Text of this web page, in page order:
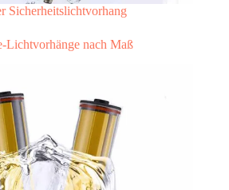
Sicherheitslichtvorhang
Lichtvorhänge nach Maß